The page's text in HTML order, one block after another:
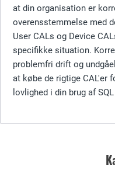
at din organisation er
overensstemmelse med
User CALs og Device
specifikke situation.
problemfri drift og
at købe de rigtige CAL'er
lovlighed i din brug af